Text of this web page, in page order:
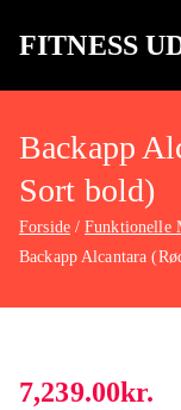
FITNESS
Backapp
Sort bold)
Forside
Funktionelle
Backapp Alcantara
7,239.00kr.